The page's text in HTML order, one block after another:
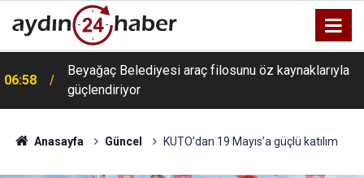
06:58
Beyağaç Belediyesi araç filosunu öz kaynaklarıyla
güçlendiriyor
Anasayfa Güncel KUTO’dan 19 Mayıs’a güçlü katılım